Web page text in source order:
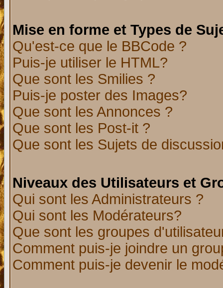
Mise en forme et Types de
Qu'est-ce que le BBCode ?
Puis-je utiliser le HTML?
Que sont les Smilies ?
Puis-je poster des Images?
Que sont les Annonces ?
Que sont les Post-it ?
Que sont les Sujets de
Niveaux des Utilisateurs et
Qui sont les Administrateurs ?
Qui sont les Modérateurs?
Que sont les groupes
Comment puis-je joindre un
Comment puis-je devenir le